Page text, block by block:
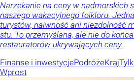
Narzekanie na ceny w nadmorskich
naszego wakacyjnego folkloru.
turystów, naiwność ani niezdolność
stu. To przemyślana, ale nie do
restauratorów ukrywających ceny.
Finanse i inwestycjePodróżeKraj
Wprost